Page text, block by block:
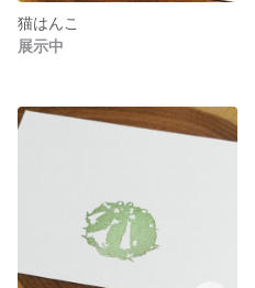
猫はんこ
展示中